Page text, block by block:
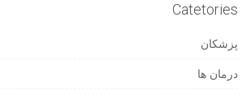
Catetories
پزشکان
درمان ها